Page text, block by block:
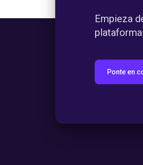
Empieza
Ponte en